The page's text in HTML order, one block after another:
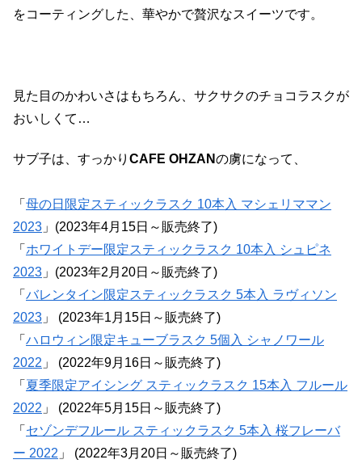
をコーティングした、華やかで贅沢なスイーツです。
見た目のかわいさはもちろん、サクサクのチョコラスクが
おいしくて…
サブ子は、すっかり CAFE OHZANの虜になって、
「 母の日限定スティックラスク 10本入 マシェリママン
2023 」(2023年4月15日～販売終了)
「 ホワイトデー限定スティックラスク 10本入 シュピネ
2023 」(2023年2月20日～販売終了)
「 バレンタイン限定スティックラスク 5本入 ラヴィソン
2023 」 (2023年1月15日～販売終了)
「 ハロウィン限定キューブラスク 5個入 シャノワール
2022 」 (2022年9月16日～販売終了)
「 夏季限定アイシング スティックラスク 15本入 フルール
2022 」 (2022年5月15日～販売終了)
「 セゾンデフルール スティックラスク 5本入 桜フレーバ
ー 2022 」 (2022年3月20日～販売終了)